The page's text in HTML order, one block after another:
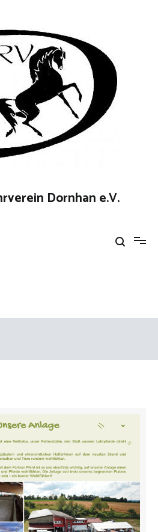
Dornhan e.V.